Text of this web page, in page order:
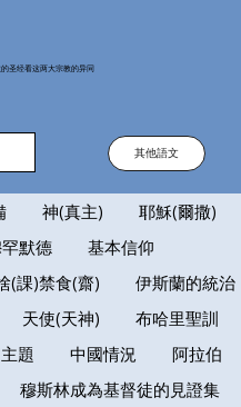
圣经看这两大宗教的异同
其他語文
神(真主)
耶穌(爾撒)
默德
基本信仰
(課)禁食(齋)
伊斯蘭的統治
天使(天神)
布哈里聖訓
題 中國情況
阿拉伯
穆斯林成為基督徒的見證集